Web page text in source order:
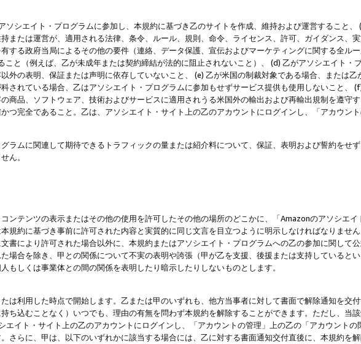
ソシエイト・プログラムに参加し、本規約に基づき乙のサイトを作成、維持および運営すること、
または運営が、適用される法律、条令、ルール、規則、命令、ライセンス、許可、ガイダンス、
する政府当局によるその他の要件（連絡、データ保護、宣伝およびマーケティングに関する全ル
こと（例えば、乙が未成年または契約締結が法的に阻止されないこと）、 (d) 乙がアソシエイト・
外の表明、保証または声明に依存していないこと、 (e) 乙が米国の制裁対象である場合、または乙
されている場合、乙はアソシエイト・プログラムに参加もせずサービス提供も使用しないこと、
商品、ソフトウェア、技術およびサービスに適用されうる米国外の輸出および再輸出規制を遵守
つ完全であること。乙は、アソシエイト・サイト上の乙のアカウントにログインし、「アカウン
ラムに関連して期待できるトラフィックの量または紹介料について、保証、表明および誓約をせ
ん。
ンテンツの表示またはその他の使用を許可したその他の場所のどこかに、「Amazonのアソシエイ
規約に基づき事前に許可された内容と実質的に同じ文言を目立つように明示しなければなりませ
書により許可された場合以外に、本規約またはアソシエイト・プログラムへの乙の参加に関して
場合を除き、甲との関係について不実の表明や誇張（甲が乙を支援、後援または支持していると
もしくは事業体との間の関係を表明したり暗示したりしないものとします。
は利用した時点で開始します。乙または甲のいずれも、他方当事者に対して書面で解除通知を交
ち込むことなく）いつでも、理由の有無を問わず本規約を解除することができます。ただし、当該
イト・サイト上の乙のアカウントにログインし、「アカウントの管理」上の乙の「アカウントの
さらに、甲は、以下のいずれかに該当する場合には、乙に対する書面通知交付直後に、本規約を